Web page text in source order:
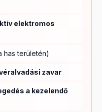
elektromos
has területén)
zavar
a kezelendő